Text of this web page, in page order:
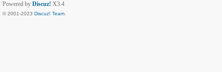
Powered by Discuz! X3.4
© 2001-2023 Discuz! Team